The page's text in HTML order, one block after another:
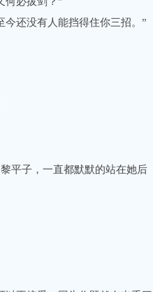
还没有人能挡得住你三招。”
平子，一直都默默的站在她后